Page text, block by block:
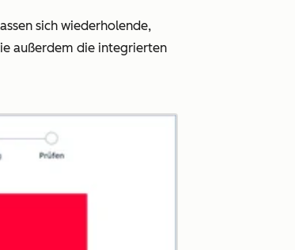
sich wiederholende,
außerdem die integrierten